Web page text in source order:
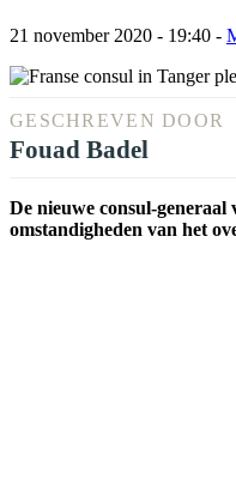
21 november 2020 - 19:40 -
GESCHREVEN DOOR
Fouad Badel
De nieuwe consul-
omstandigheden van het